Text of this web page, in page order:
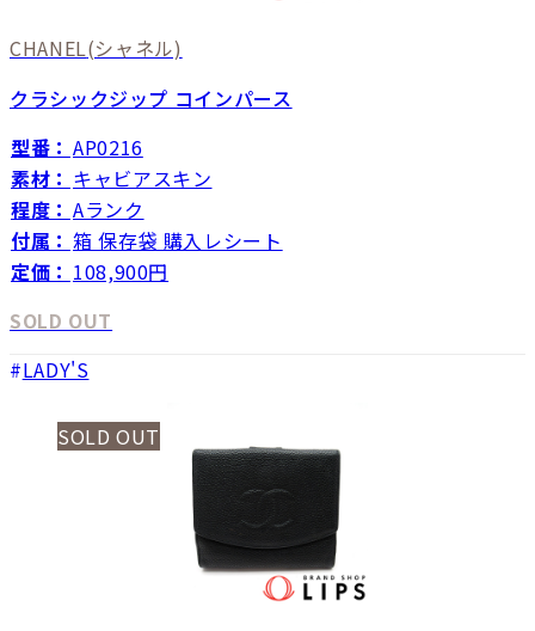
CHANEL(シャネル)
クラシックジップ コインパース
型番： AP0216
素材： キャビアスキン
程度： Aランク
付属： 箱 保存袋 購入レシート
定価： 108,900円
SOLD OUT
LADY'S
SOLD OUT